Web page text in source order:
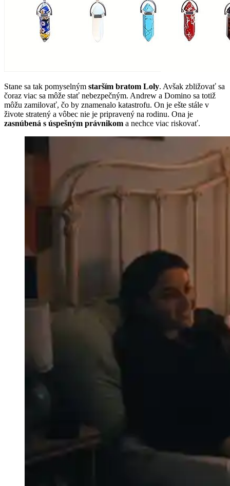
Stane sa tak pomyselným starším bratom Loly. Avšak zbližovať sa
čoraz viac sa môže stať nebezpečným. Andrew a Domino sa totiž
môžu zamilovať, čo by znamenalo katastrofu. On je ešte stále v
živote stratený a vôbec nie je pripravený na rodinu. Ona je
zasnúbená s úspešným právnikom a nechce viac riskovať.